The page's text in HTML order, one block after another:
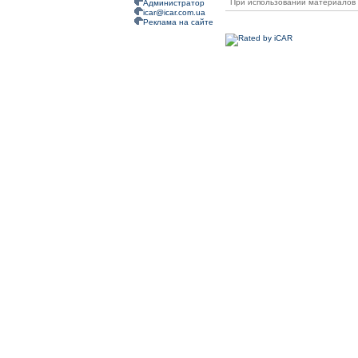
Администратор
icar@icar.com.ua
Реклама на сайте
При использовании материалов